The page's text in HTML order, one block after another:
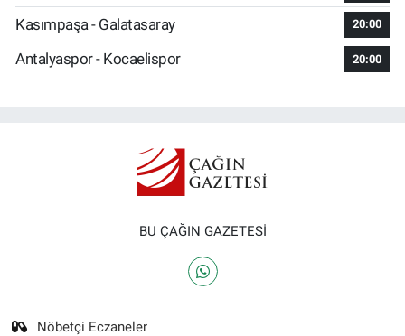
Kasımpaşa - Galatasaray 20:00
Antalyaspor - Kocaelispor 20:00
BU ÇAĞIN GAZETESİ
Nöbetçi Eczaneler